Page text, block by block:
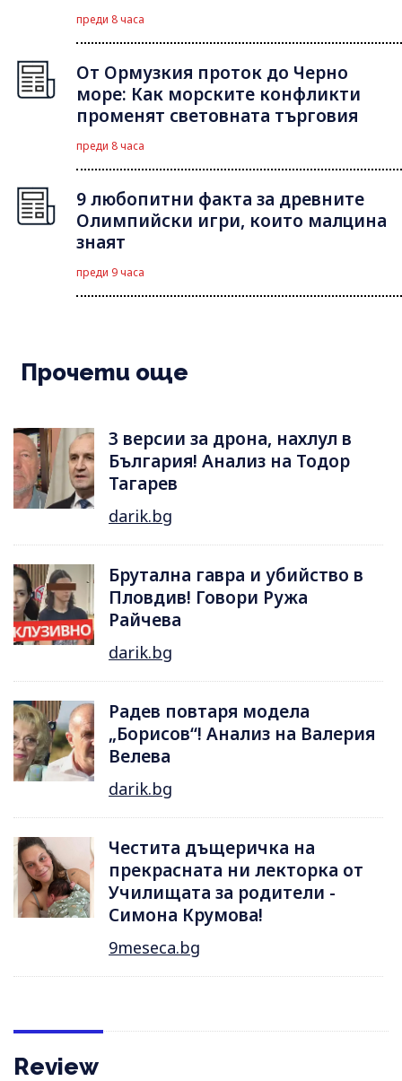
преди 8 часа
От Ормузкия проток до Черно
море: Как морските конфликти
променят световната търговия
преди 8 часа
9 любопитни факта за древните
Олимпийски игри, които малцина
знаят
преди 9 часа
Прочети още
3 версии за дрона, нахлул в
България! Анализ на Тодор
Тагарев
darik.bg
Брутална гавра и убийство в
Пловдив! Говори Ружа
Райчева
darik.bg
Радев повтаря модела
„Борисов“! Анализ на Валерия
Велева
darik.bg
Честита дъщеричка на
прекрасната ни лекторка от
Училищата за родители -
Симона Крумова!
9meseca.bg
Review